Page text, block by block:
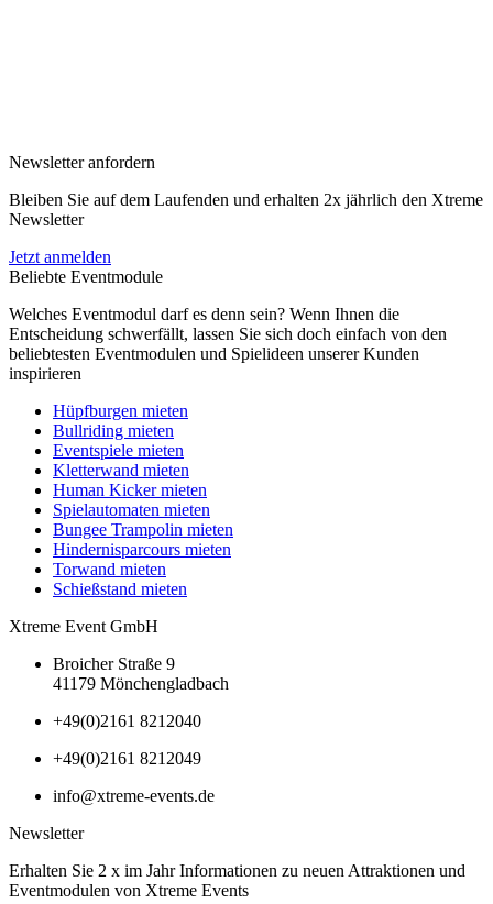
Newsletter anfordern
Bleiben Sie auf dem Laufenden und erhalten 2x jährlich den Xtreme
Newsletter
Jetzt anmelden
Beliebte Eventmodule
Welches Eventmodul darf es denn sein? Wenn Ihnen die
Entscheidung schwerfällt, lassen Sie sich doch einfach von den
beliebtesten Eventmodulen und Spielideen unserer Kunden
inspirieren
Hüpfburgen mieten
Bullriding mieten
Eventspiele mieten
Kletterwand mieten
Human Kicker mieten
Spielautomaten mieten
Bungee Trampolin mieten
Hindernisparcours mieten
Torwand mieten
Schießstand mieten
Xtreme Event GmbH
Broicher Straße 9
41179 Mönchengladbach
+49(0)2161 8212040
+49(0)2161 8212049
info@xtreme-events.de
Newsletter
Erhalten Sie 2 x im Jahr Informationen zu neuen Attraktionen und
Eventmodulen von Xtreme Events